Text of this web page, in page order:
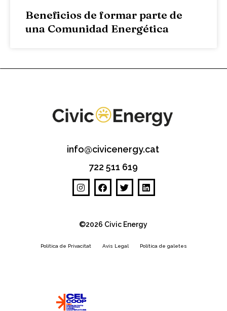
Beneficios de formar parte de
una Comunidad Energética
info@civicenergy.cat
722 511 619
©2026 Civic Energy
Política de Privacitat Avis Legal Política de galetes